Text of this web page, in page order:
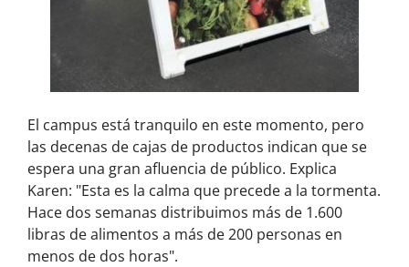
El campus está tranquilo en este momento, pero
las decenas de cajas de productos indican que se
espera una gran afluencia de público. Explica
Karen: "Esta es la calma que precede a la tormenta.
Hace dos semanas distribuimos más de 1.600
libras de alimentos a más de 200 personas en
menos de dos horas".